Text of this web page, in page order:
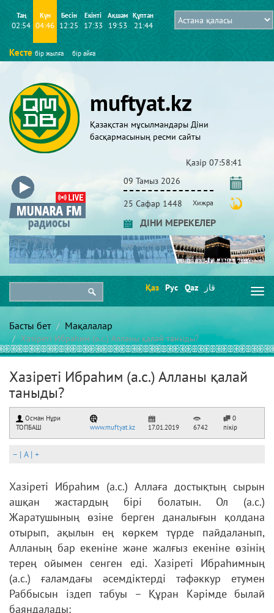
Таң
02:54
Күн
04:46
Бесін
12:25
Екінті
17:33
Ақшам
19:53
Құптан
21:44
Кесте бір жылға бір айға
muftyat.kz
Қазақстан мұсылмандары Діни
басқармасының ресми сайты
Қазір 07:58:41
09 Тамыз 2026
25 Сафар 1448 Хижра
ДІНИ МЕРЕКЕЛЕР
Қаз Рус Qaz قاز
Басты бет Мақалалар
Хазіреті Ибраһим (а.с.) Алланы қалай таныды?
Хазіреті Ибраһим (а.с.) Алланы қалай
таныды?
Осман Нұри
ТОПБАШ
www.muftyat.kz 17.01.2019 6742
0
пікір
– | A| +
Хазіреті Ибраһим (а.с.) Аллаға достықтың сырын
ашқан жастардың бірі болатын. Ол (а.с.)
Жаратушының өзіне берген даналығын қолдана
отырып, ақылын ең көркем түрде пайдаланып,
Алланың бар екеніне және жалғыз екеніне өзінің
терең ойымен сенген еді. Хазіреті Ибраһимның
(а.с.) ғаламдағы әсемдіктерді тәфәккур етумен
Раббысын іздеп табуы – Құран Кәрімде былай
баяндалады: